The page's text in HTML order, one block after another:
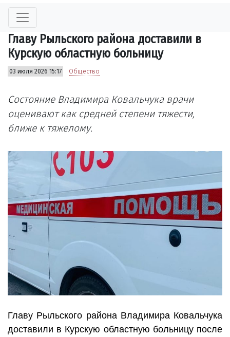
Главу Рыльского района доставили в
Курскую областную больницу
03 июля 2026 15:17 Общество
Состояние Владимира Ковальчука врачи
оценивают как средней степени тяжести,
ближе к тяжелому.
Главу Рыльского района Владимира Ковальчука
доставили в Курскую областную больницу после